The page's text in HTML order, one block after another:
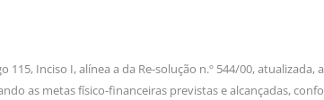
Inciso I, alínea a da Re-solução n.º 544/00,
as metas físico-financeiras previstas e alcançadas,